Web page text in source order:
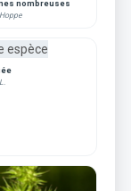
nombreuses